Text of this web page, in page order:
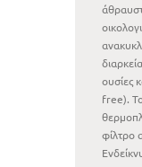
ουσίες
free).
φίλτρο